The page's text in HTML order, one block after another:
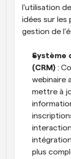
l'utilisation
idées sur les
gestion de
Système
(CRM) :
webinaire
mettre à
plus